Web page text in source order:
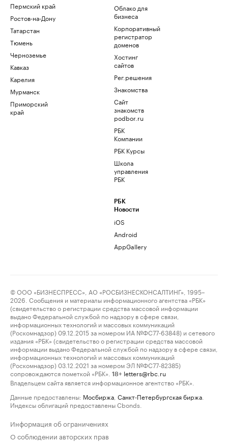
Пермский край
Ростов-на-Дону
Татарстан
Тюмень
Черноземье
Кавказ
Карелия
Мурманск
Приморский
край
Облако для
бизнеса
Корпоративный
регистратор
доменов
Хостинг
сайтов
Рег.решения
Знакомства
Сайт
знакомств
podbor.ru
РБК
Компании
РБК Курсы
Школа
управления
РБК
РБК
Новости
iOS
Android
AppGallery
© ООО «БИЗНЕСПРЕСС», АО «РОСБИЗНЕСКОНСАЛТИНГ», 1995–
2026. Сообщения и материалы информационного агентства «РБК»
(свидетельство о регистрации средства массовой информации
выдано Федеральной службой по надзору в сфере связи,
информационных технологий и массовых коммуникаций
(Роскомнадзор) 09.12.2015 за номером ИА №ФС77-63848) и сетевого
издания «РБК» (свидетельство о регистрации средства массовой
информации выдано Федеральной службой по надзору в сфере связи,
информационных технологий и массовых коммуникаций
(Роскомнадзор) 03.12.2021 за номером ЭЛ №ФС77-82385)
сопровождаются пометкой «РБК».
18+ letters@rbc.ru
Владельцем сайта является информационное агентство «РБК».
Данные предоставлены: Мосбиржа Санкт-Петербургская биржа
Индексы облигаций предоставлены Cbonds.
Информация об ограничениях
О соблюдении авторских прав